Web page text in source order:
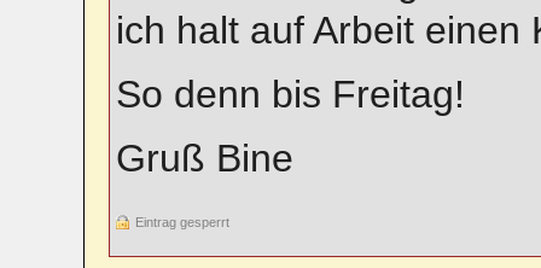
ich halt auf Arbeit
So denn bis Freitag!
Gruß Bine
Eintrag gesperrt